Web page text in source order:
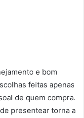
e bom
feitas apenas
de quem compra.
presentear torna a